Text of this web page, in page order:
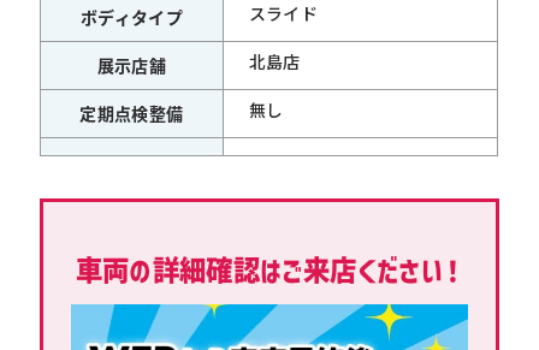
ボディタイプ
スライド
展示店舗 北島店
定期点検整備 無し
車両の詳細確認はご来店ください！